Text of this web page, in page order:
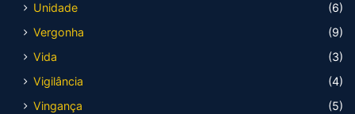
Unidade
(6)
Vergonha
(9)
Vida
(3)
Vigilância
(4)
Vingança
(5)